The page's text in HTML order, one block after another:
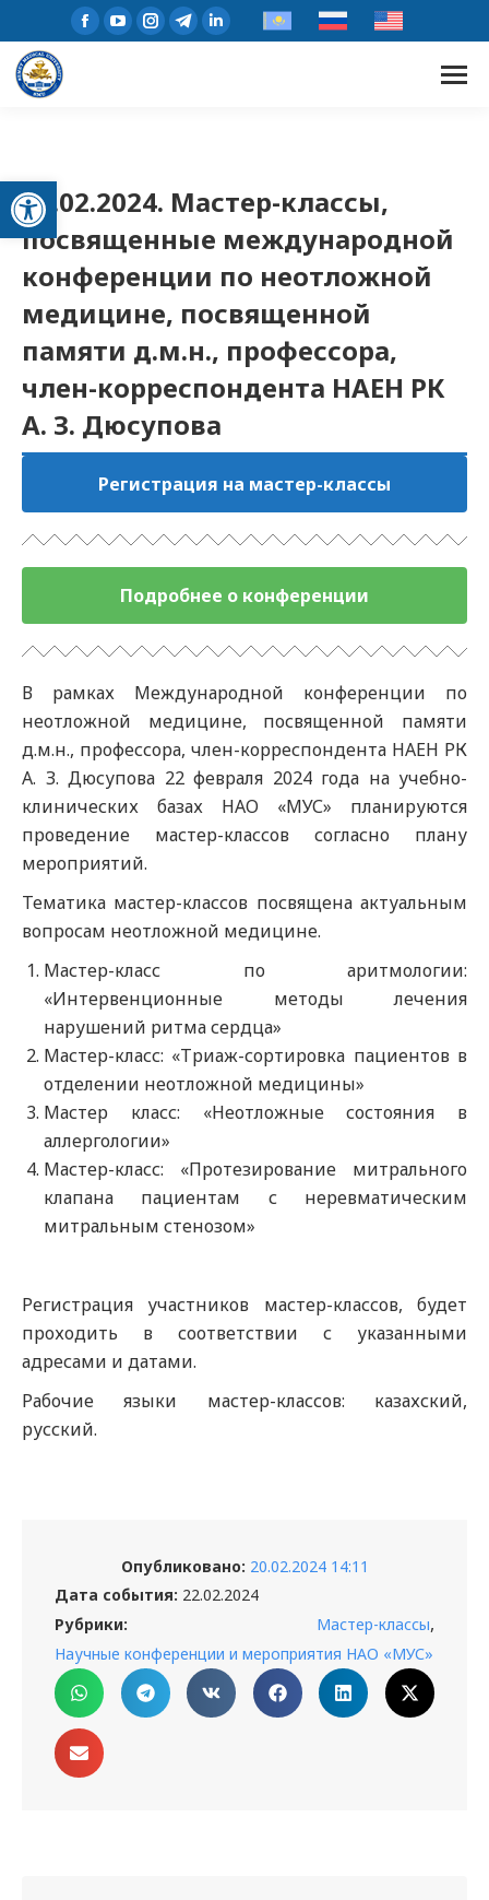
Открыть панель инструментов
22.02.2024. Мастер-классы,
посвященные международной
конференции по неотложной
медицине, посвященной
памяти д.м.н., профессора,
член-корреспондента НАЕН РК
А. З. Дюсупова
Регистрация на мастер-классы
Подробнее о конференции
В рамках Международной конференции по
неотложной медицине, посвященной памяти
д.м.н., профессора, член-корреспондента НАЕН РК
А. З. Дюсупова 22 февраля 2024 года на учебно-
клинических базах НАО «МУС» планируются
проведение мастер-классов согласно плану
мероприятий.
Тематика мастер-классов посвящена актуальным
вопросам неотложной медицине.
Мастер-класс по аритмологии:
«Интервенционные методы лечения
нарушений ритма сердца»
Мастер-класс: «Триаж-сортировка пациентов в
отделении неотложной медицины»
Мастер класс: «Неотложные состояния в
аллергологии»
Мастер-класс: «Протезирование митрального
клапана пациентам с неревматическим
митральным стенозом»
Регистрация участников мастер-классов, будет
проходить в соответствии с указанными
адресами и датами.
Рабочие языки мастер-классов: казахский,
русский.
Опубликовано: 20.02.2024 14:11
Дата события: 22.02.2024
Рубрики: Мастер-классы,
Научные конференции и мероприятия НАО «МУС»